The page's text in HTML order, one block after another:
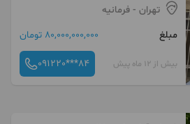
تهران - فرمانیه
مبلغ
80,000,000,000 تومان
بیش از 12 ماه پیش 091220***84